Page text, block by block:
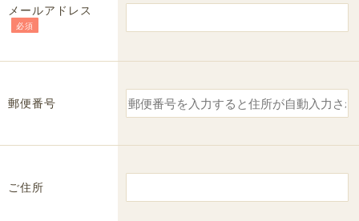
メールアドレス
必須
郵便番号
ご住所